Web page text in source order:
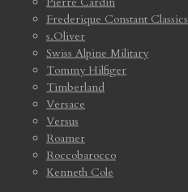
Frederique Constant Classics
s.Oliver
Swiss Alpine Military
Tommy Hilfiger
Timberland
Versace
Versus
Roamer
Roccobarocco
Kenneth Cole